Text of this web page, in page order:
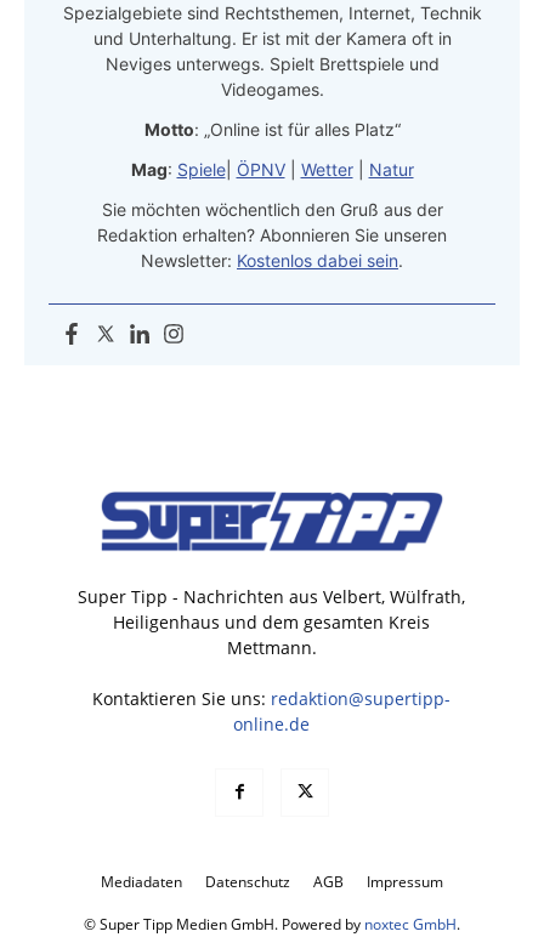
Spezialgebiete sind Rechtsthemen, Internet, Technik
und Unterhaltung. Er ist mit der Kamera oft in
Neviges unterwegs. Spielt Brettspiele und
Videogames.
Motto: „Online ist für alles Platz“
Mag: Spiele| ÖPNV| Wetter| Natur
Sie möchten wöchentlich den Gruß aus der
Redaktion erhalten? Abonnieren Sie unseren
Newsletter: Kostenlos dabei sein.
Super Tipp - Nachrichten aus Velbert, Wülfrath,
Heiligenhaus und dem gesamten Kreis
Mettmann.
Kontaktieren Sie uns: redaktion@supertipp-
online.de
Mediadaten Datenschutz AGB Impressum
© Super Tipp Medien GmbH. Powered by noxtec GmbH.